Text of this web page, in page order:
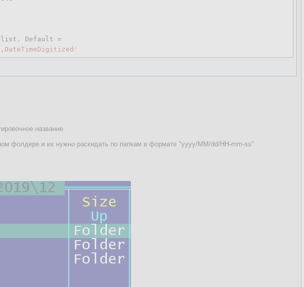
list. Default =
название
фолдере и их нужно раскидать по папкам в формате "yyyy/MM/dd/HH-mm-ss"